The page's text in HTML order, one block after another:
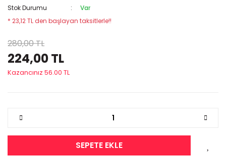
Stok Durumu
Var
* 23,12 TL den başlayan taksitlerle!!
280,00 TL
224,00 TL
Kazancınız 56.00 TL
SEPETE EKLE